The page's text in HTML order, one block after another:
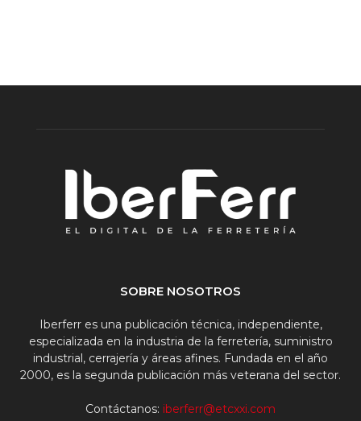
SOBRE NOSOTROS
Iberferr es una publicación técnica, independiente,
especializada en la industria de la ferretería, suministro
industrial, cerrajería y áreas afines. Fundada en el año
2000, es la segunda publicación más veterana del sector.
Contáctanos: iberferr@etcxxi.com